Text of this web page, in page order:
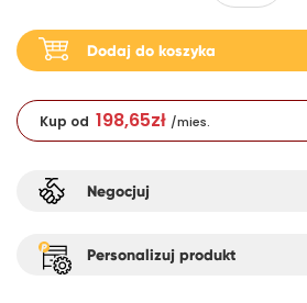
Dodaj do koszyka
Kup od 198,65zł /mies.
Negocjuj
Personalizuj produkt